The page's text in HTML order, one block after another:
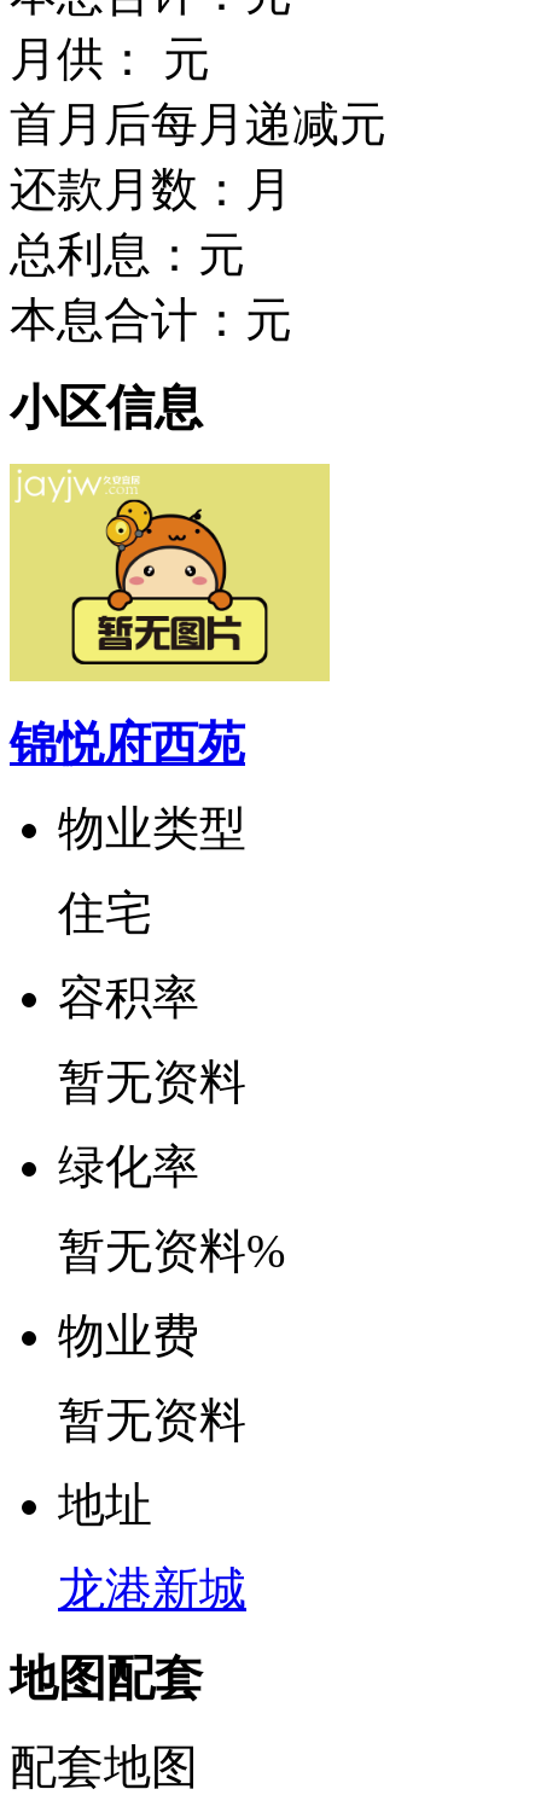
月供：
元
首月后每月递减元
还款月数： 月
总利息： 元
本息合计： 元
小区信息
锦悦府西苑
物业类型
住宅
容积率
暂无资料
绿化率
暂无资料%
物业费
暂无资料
地址
龙港新城
地图配套
配套地图